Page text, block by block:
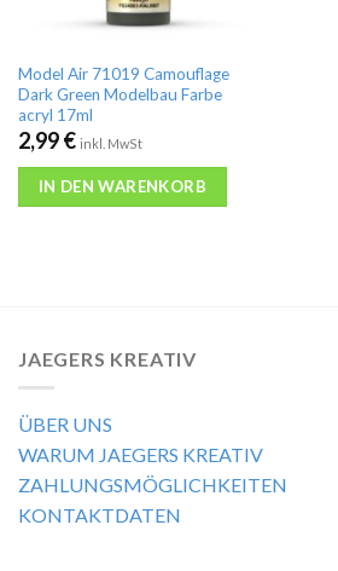
Model Air 71019 Camouflage
Dark Green Modelbau Farbe
acryl 17ml
2,99€ inkl. MwSt
IN DEN WARENKORB
JAEGERS KREATIV
ÜBER UNS
WARUM JAEGERS KREATIV
ZAHLUNGSMÖGLICHKEITEN
KONTAKTDATEN